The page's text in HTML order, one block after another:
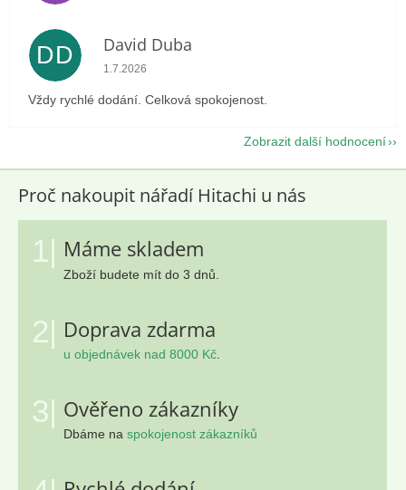
DD David Duba
Hodnocení obchodu je 5 z 5 hvězdiček.
1.7.2026
Vždy rychlé dodání. Celková spokojenost.
Zobrazit další hodnocení
Proč nakoupit nářadí Hitachi u nás
1| Máme skladem
Zboží budete mít do 3 dnů.
2| Doprava zdarma
u objednávek nad 8000 Kč.
3| Ověřeno zákazníky
Dbáme na spokojenost zákazníků